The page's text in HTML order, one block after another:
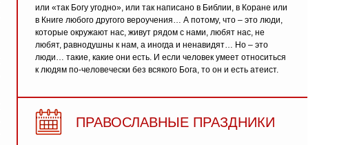
или «так Богу угодно», или так написано в Библии, в Коране или
в Книге любого другого вероучения… А потому, что – это люди,
которые окружают нас, живут рядом с нами, любят нас, не
любят, равнодушны к нам, а иногда и ненавидят… Но – это
люди… такие, какие они есть. И если человек умеет относиться
к людям по-человечески без всякого Бога, то он и есть атеист.
ПРАВОСЛАВНЫЕ ПРАЗДНИКИ